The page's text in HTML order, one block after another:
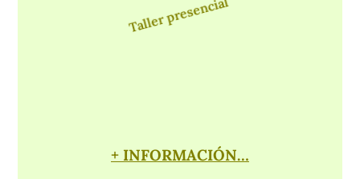
Taller presencial
+ INFORMACIÓN…